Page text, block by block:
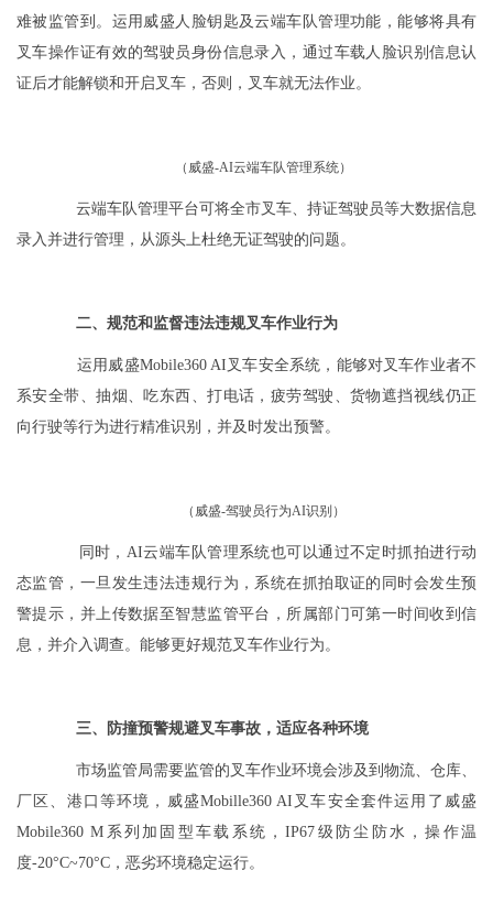
难被监管到。运用威盛人脸钥匙及云端车队管理功能，能够将具有
叉车操作证有效的驾驶员身份信息录入，通过车载人脸识别信息认
证后才能解锁和开启叉车，否则，叉车就无法作业。
（威盛-AI云端车队管理系统）
云端车队管理平台可将全市叉车、持证驾驶员等大数据信息
录入并进行管理，从源头上杜绝无证驾驶的问题。
二、规范和监督违法违规叉车作业行为
运用威盛Mobile360 AI叉车安全系统，能够对叉车作业者不
系安全带、抽烟、吃东西、打电话，疲劳驾驶、货物遮挡视线仍正
向行驶等行为进行精准识别，并及时发出预警。
（威盛-驾驶员行为AI识别）
同时，AI云端车队管理系统也可以通过不定时抓拍进行动
态监管，一旦发生违法违规行为，系统在抓拍取证的同时会发生预
警提示，并上传数据至智慧监管平台，所属部门可第一时间收到信
息，并介入调查。能够更好规范叉车作业行为。
三、防撞预警规避叉车事故，适应各种环境
市场监管局需要监管的叉车作业环境会涉及到物流、仓库、
厂区、港口等环境，威盛Mobille360 AI叉车安全套件运用了威盛
Mobile360 M系列加固型车载系统，IP67级防尘防水，操作温
度-20°C~70°C，恶劣环境稳定运行。